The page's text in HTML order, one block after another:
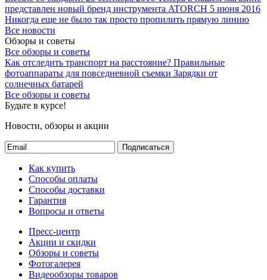
представлен новый бренд инструмента ATORCH 5 июня 2016
Никогда еще не было так просто пропилить прямую линию
Все новости
Обзоры и советы
Все обзоры и советы
Как отследить транспорт на расстояние? Правильные
фотоаппараты для повседневной съемки Зарядки от
солнечных батарей
Все обзоры и советы
Будьте в курсе!
Новости, обзоры и акции
Подписаться
Как купить
Способы оплаты
Способы доставки
Гарантия
Вопросы и ответы
Пресс-центр
Акции и скидки
Обзоры и советы
Фотогалерея
Видеообзоры товаров